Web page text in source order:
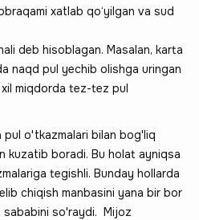
xatlab qo‘yilgan va sud
deb hisoblagan. Masalan, karta
naqd pul yechib olishga uringan
miqdorda tez-tez pul
pul o'tkazmalari bilan bog'liq
kuzatib boradi. Bu holat ayniqsa
tegishli. Bunday hollarda
chiqish manbasini yana bir bor
so'raydi. Mijoz